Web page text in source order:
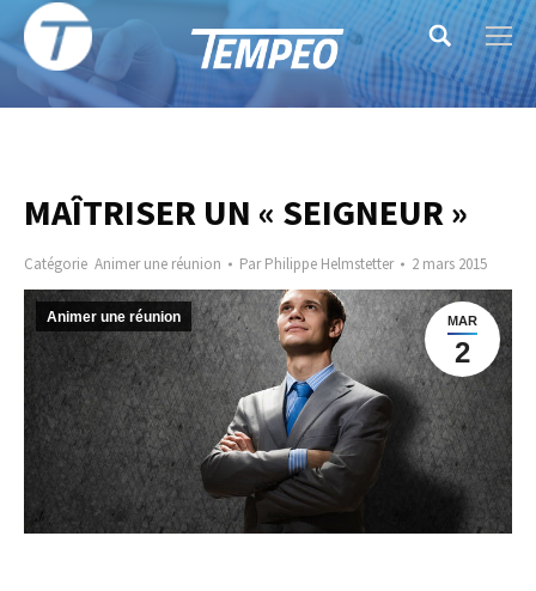
Search:
MAÎTRISER UN « SEIGNEUR »
Catégorie Animer une réunion ParPhilippe Helmstetter 2 mars 2015
MAR
2
Animer une réunion